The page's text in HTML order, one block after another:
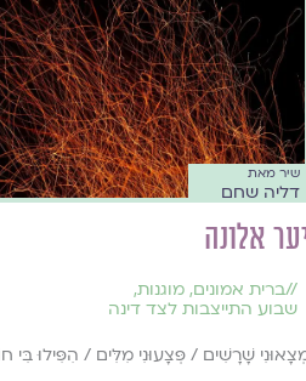
שיר מאת
דליה שחם
אלונה
//ברית אמונים, מוגנות,
שבוע התייצבות לצד דינה
שָׁרָשִׁים / פְּצָעוּנִי מִלִּים / הִפִּילוּ בִּי